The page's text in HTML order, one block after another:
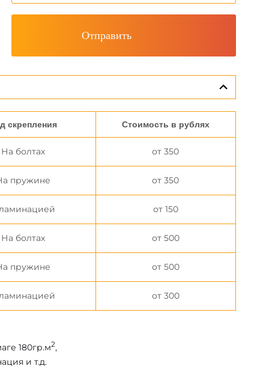
Отправить
скрепления Стоимость в рублях
На болтах от 350
пружине от 350
от 150
На болтах от 500
пружине от 500
от 300
180гр.м2,
и т.д.